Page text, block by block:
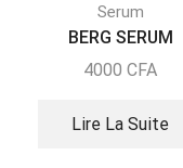
Serum
BERG SERUM
4000CFA
Lire La Suite